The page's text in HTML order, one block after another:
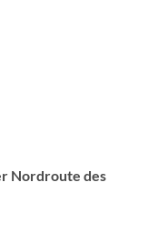
Nordroute des